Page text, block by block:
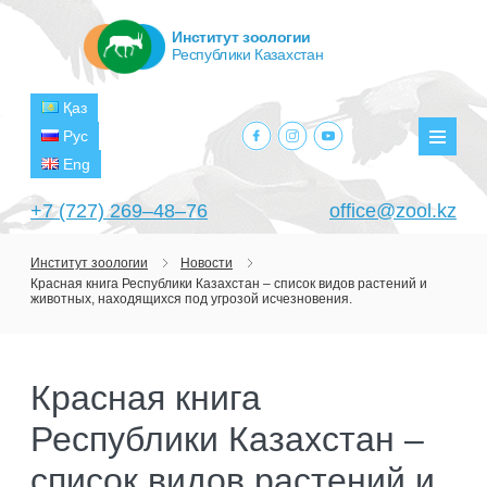
+7 (727) 269‒48‒76 office@zool.kz
Қаз
Рус
Eng
facebook.com
instagram.com
youtube.com
Институт зоологии
Республики Казахстан
ГЛАВНАЯ
РУКОВОДСТВО
СТРУКТУРА
ПОДРАЗДЕЛЕНИЯ
ЛАБОРАТОРИИ
ЛАБОРАТОРИЯ ТЕРИОЛОГИИ
НАУЧНО-ИССЛЕДОВАТЕЛЬСКИЕ
ПРОЕКТЫ
ТЕКУЩИЕ ПРОЕКТЫ
Институт зоологии
Новости
Красная книга Республики Казахстан – список видов растений и
животных, находящихся под угрозой исчезновения.
Красная книга
Республики Казахстан –